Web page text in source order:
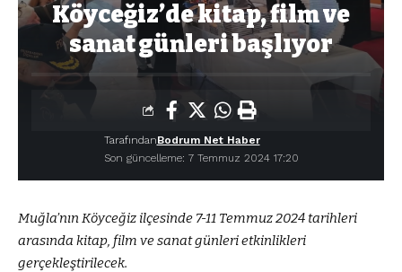
Köyceğiz’de kitap, film ve
sanat günleri başlıyor
Son güncelleme: 7 Temmuz 2024 17:20
TarafındanBodrum Net Haber
Muğla’nın Köyceğiz ilçesinde 7-11 Temmuz 2024 tarihleri
arasında kitap, film ve sanat günleri etkinlikleri
gerçekleştirilecek.